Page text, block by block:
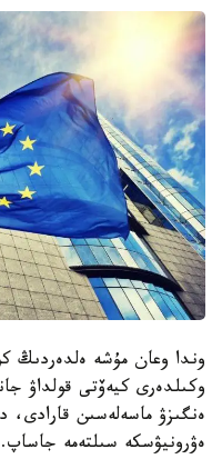
وندا وعان مۇشە ەلدەردىڭ
وكىلدەرى كيەۆتى قولداۋ
ەنگىزۋ ماسەلەسىن قارادى،
ەۋرونيۋسكە سىلتەمە جاساپ.